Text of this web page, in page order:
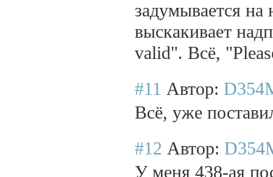
задумывается на
выскакивает
valid". Всё,
#11 Автор:
Всё, уже
#12 Автор:
У меня 438-ая